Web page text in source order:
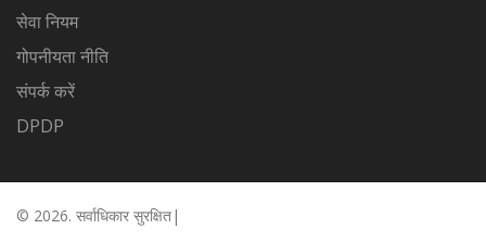
सेवा नियम
गोपनीयता नीति
संपर्क करें
DPDP
© 2026. सर्वाधिकार सुरक्षित|